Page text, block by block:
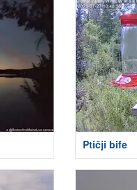
Ptičji bife